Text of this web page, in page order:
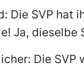
Die SVP
Ja, dieselbe
Die